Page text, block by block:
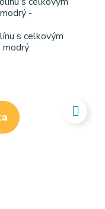
s celkovým